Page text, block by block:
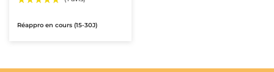
Réappro en cours (15-30J)